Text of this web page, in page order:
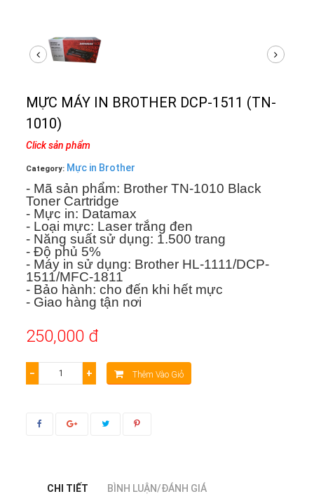
MỰC MÁY IN BROTHER DCP-1511 (TN-
1010)
Click sản phẩm
Category: Mực in Brother
- Mã sản phẩm: Brother TN-1010 Black
Toner Cartridge
- Mực in: Datamax
- Loại mực: Laser trắng đen
- Năng suất sử dụng: 1.500 trang
- Độ phủ 5%
- Máy in sử dụng: Brother HL-1111/DCP-
1511/MFC-1811
- Bảo hành: cho đến khi hết mực
- Giao hàng tận nơi
250,000 đ
− + Thêm Vào Giỏ
CHI TIẾT BÌNH LUẬN/ĐÁNH GIÁ